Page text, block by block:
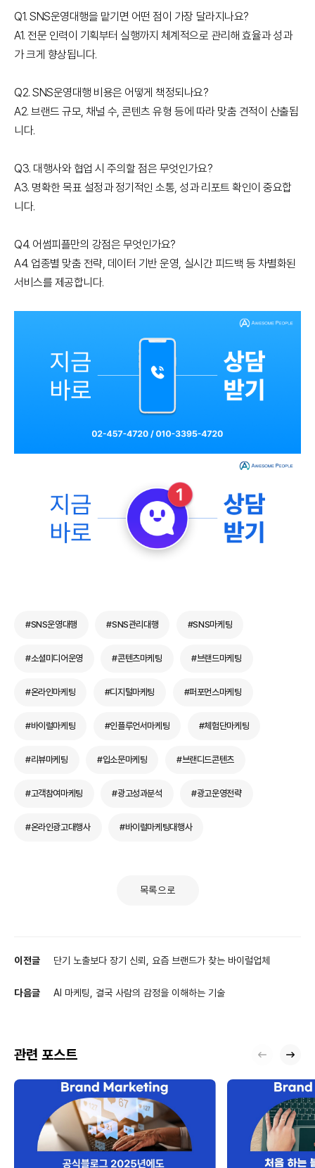
Q1. SNS운영대행을 맡기면 어떤 점이 가장 달라지나요?
A1. 전문 인력이 기획부터 실행까지 체계적으로 관리해 효율과 성과
가 크게 향상됩니다.
Q2. SNS운영대행 비용은 어떻게 책정되나요?
A2. 브랜드 규모, 채널 수, 콘텐츠 유형 등에 따라 맞춤 견적이 산출됩
니다.
Q3. 대행사와 협업 시 주의할 점은 무엇인가요?
A3. 명확한 목표 설정과 정기적인 소통, 성과 리포트 확인이 중요합
니다.
Q4. 어썸피플만의 강점은 무엇인가요?
A4. 업종별 맞춤 전략, 데이터 기반 운영, 실시간 피드백 등 차별화된
서비스를 제공합니다.
#SNS운영대행 #SNS관리대행 #SNS마케팅
#소셜미디어운영 #콘텐츠마케팅 #브랜드마케팅
#온라인마케팅 #디지털마케팅 #퍼포먼스마케팅
#바이럴마케팅 #인플루언서마케팅 #체험단마케팅
#리뷰마케팅 #입소문마케팅 #브랜디드콘텐츠
#고객참여마케팅 #광고성과분석 #광고운영전략
#온라인광고대행사 #바이럴마케팅대행사
목록으로
이전글 단기 노출보다 장기 신뢰, 요즘 브랜드가 찾는 바이럴업체
다음글 AI 마케팅, 결국 사람의 감정을 이해하는 기술
관련 포스트